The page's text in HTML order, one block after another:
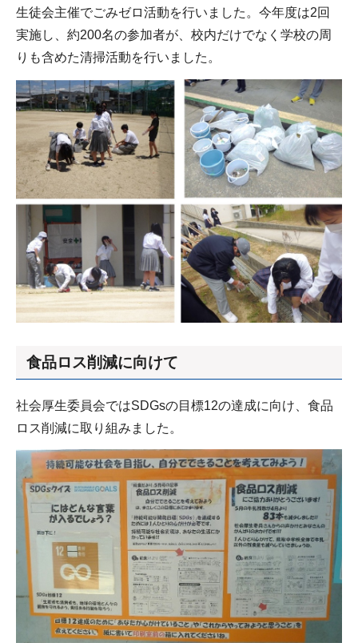
生徒会主催でごみゼロ活動を行いました。今年度は2回
実施し、約200名の参加者が、校内だけでなく学校の周
りも含めた清掃活動を行いました。
食品ロス削減に向けて
社会厚生委員会ではSDGsの目標12の達成に向け、食品
ロス削減に取り組みました。